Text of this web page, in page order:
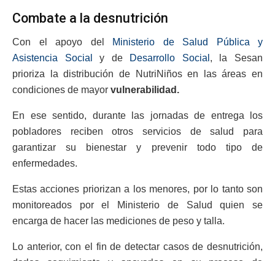
Combate a la desnutrición
Con el apoyo del
Ministerio de Salud Pública y
Asistencia Social
y de Desarrollo Social , la Sesan
prioriza la distribución de NutriNiños en las áreas en
condiciones de mayor vulnerabilidad.
En ese sentido, durante las jornadas de entrega los
pobladores reciben otros servicios de salud para
garantizar su bienestar y prevenir todo tipo de
enfermedades.
Estas acciones priorizan a los menores, por lo tanto son
monitoreados por el Ministerio de Salud quien se
encarga de hacer las mediciones de peso y talla.
Lo anterior, con el fin de detectar casos de desnutrición,